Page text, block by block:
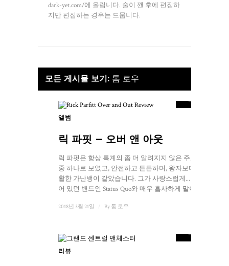
dark-yet.com/에 올립니다. 술이 깬 후에 편집하
지만 편집하는 경우는 드뭅니다.
모든 게시물 보기: 톰 로우
앨범
릭 파핏 – 오버 앤 아웃
릭 파핏은 항상 록계의 좀 더 알려지지 않은 주요 인물
중 하나로 보였고, 안전하고 튼튼하며, 왕자보다는 교
활한 가난뱅이 같았습니다. 그가 사랑스럽게... 소속되
어 있던 밴드인 Status Quo와 매우 흡사하게 말이죠.
2018년 3월 21일 By 톰 로우
점수
리뷰